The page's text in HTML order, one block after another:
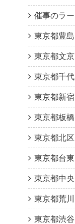
催事のラ
東京都豊
東京都文
東京都千
東京都新
東京都板
東京都北区
東京都台
東京都中
東京都荒
東京都渋